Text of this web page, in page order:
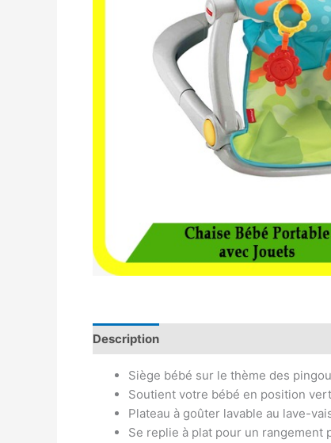
Description
Siège bébé sur le thème des
Soutient votre bébé en position
Plateau à goûter lavable au lave-
Se replie à plat pour un rangement